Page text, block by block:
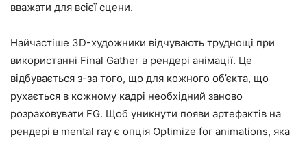
вважати для всієї сцени.
Найчастіше 3D-художники відчувають труднощі при
використанні Final Gather в рендері анімації. Це
відбувається з-за того, що для кожного об’єкта, що
рухається в кожному кадрі необхідний заново
розраховувати FG. Щоб уникнути появи артефактів на
рендері в mental ray є опція Optimize for animations, яка